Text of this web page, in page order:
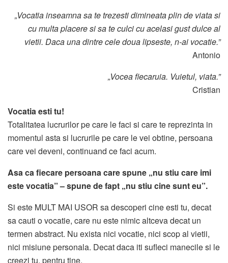
„Vocatia inseamna sa te trezesti dimineata plin de viata si
cu multa placere si sa te culci cu acelasi gust dulce al
vietii. Daca una dintre cele doua lipseste, n-ai vocatie.”
Antonio
„Vocea fiecaruia. Vuietul, viata.”
Cristian
Vocatia esti tu!
Totalitatea lucrurilor pe care le faci si care te reprezinta in
momentul asta si lucrurile pe care le vei obtine, persoana
care vei deveni, continuand ce faci acum.
Asa ca fiecare persoana care spune „nu stiu care imi
este vocatia” – spune de fapt „nu stiu cine sunt eu”.
Si este MULT MAI USOR sa descoperi cine esti tu, decat
sa cauti o vocatie, care nu este nimic altceva decat un
termen abstract. Nu exista nici vocatie, nici scop al vietii,
nici misiune personala. Decat daca iti sufleci manecile si le
creezi tu, pentru tine.